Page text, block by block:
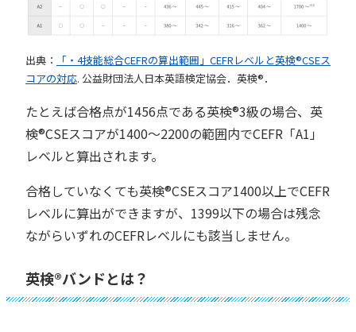
出典：
「・4技能総合CEFRの算出範囲」CEFRレベルと英検®︎CSEス
コアの対応. 公益財団法人日本英語検定協会．英検®︎．
たとえば合格点が1456点である英検®︎3級の場合、英
検®︎CSEスコアが1400〜2200の範囲内でCEFR「A1」
レベルと算出されます。
合格していなくても英検®︎CSEスコア1400以上でCEFR
レベルに算出ができますが、1399以下の場合は残念
ながらいずれのCEFRレベルにも該当しません。
英検®︎バンドとは？